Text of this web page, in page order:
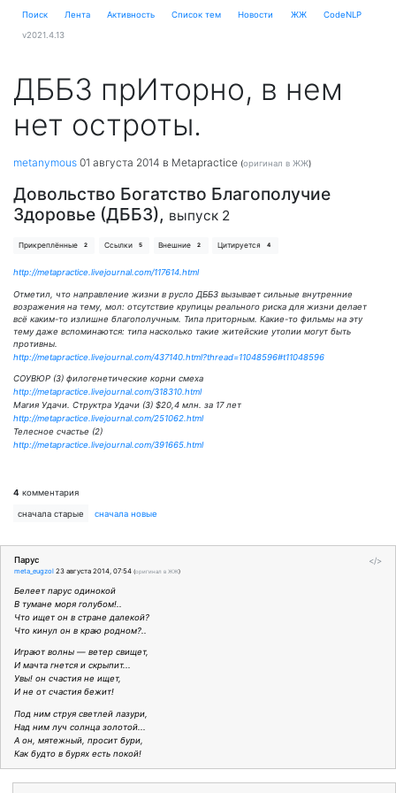
Поиск Лента Активность Cписок тем Новости ЖЖ CodeNLP
v2021.4.13
ДББЗ прИторно, в нем
нет остроты.
metanymous 01 августа 2014 в Metapractice (оригинал в ЖЖ)
Довольство Богатство Благополучие
Здоровье (ДББЗ), выпуск 2
Прикреплённые 2 Ссылки 5 Внешние 2 Цитируется 4
http://metapractice.livejournal.com/117614.html
Отметил, что направление жизни в русло ДББЗ вызывает сильные внутренние
возражения на тему, мол: отсутствие крупицы реального риска для жизни делает
всё каким-то излишне благополучным. Типа приторным. Какие-то фильмы на эту
тему даже вспоминаются: типа насколько такие житейские утопии могут быть
противны.
http://metapractice.livejournal.com/437140.html?thread=11048596#t11048596
СОУВЮР (3) филогенетические корни смеха
http://metapractice.livejournal.com/318310.html
Магия Удачи. Структра Удачи (3) $20,4 млн. за 17 лет
http://metapractice.livejournal.com/251062.html
Телесное счастье (2)
http://metapractice.livejournal.com/391665.html
4 комментария
сначала старые сначала новые
</>
Парус
meta_eugzol 23 августа 2014, 07:54 (оригинал в ЖЖ)
Белеет парус одинокой
В тумане моря голубом!..
Что ищет он в стране далекой?
Что кинул он в краю родном?..
Играют волны — ветер свищет,
И мачта гнется и скрыпит...
Увы! он счастия не ищет,
И не от счастия бежит!
Под ним струя светлей лазури,
Над ним луч солнца золотой...
А он, мятежный, просит бури,
Как будто в бурях есть покой!